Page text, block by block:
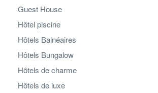
Guest House
Hôtel piscine
Hôtels Balnéaires
Hôtels Bungalow
Hôtels de charme
Hôtels de luxe